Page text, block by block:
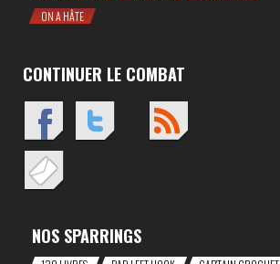
ON A HÂTE
CONTINUER LE COMBAT
NOS SPARRINGS